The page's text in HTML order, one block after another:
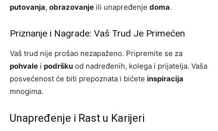
putovanja, obrazovanje ili unapređenje doma.
Priznanje i Nagrade: Vaš Trud Je Primećen
Vaš trud nije prošao nezapaženo. Pripremite se za
pohvale i podršku od nadređenih, kolega i prijatelja. Vaša
posvećenost će biti prepoznata i bićete inspiracija
mnogima.
Unapređenje i Rast u Karijeri